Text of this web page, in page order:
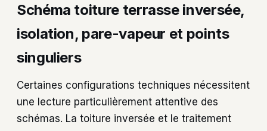
Schéma toiture terrasse inversée,
isolation, pare-vapeur et points
singuliers
Certaines configurations techniques nécessitent
une lecture particulièrement attentive des
schémas. La toiture inversée et le traitement